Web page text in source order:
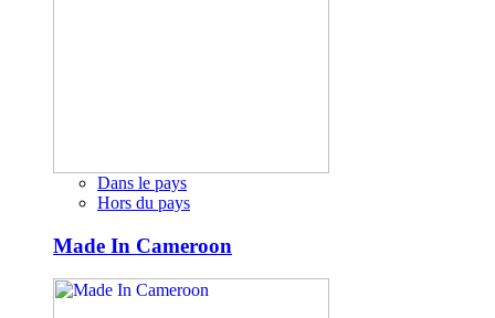
Dans le pays
Hors du pays
Made In Cameroon